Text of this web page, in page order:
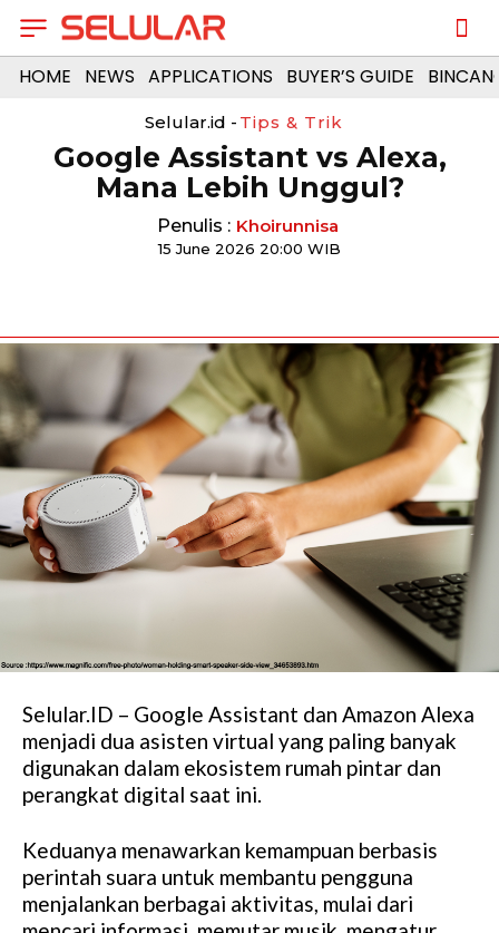
HOME NEWS APPLICATIONS BUYER’S GUIDE
Selular.id - Tips & Trik
Google Assistant vs Alexa,
Mana Lebih Unggul?
Penulis : Khoirunnisa
15 June 2026 20:00 WIB
Selular.ID – Google Assistant dan Amazon Alexa
menjadi dua asisten virtual yang paling banyak
digunakan dalam ekosistem rumah pintar dan
perangkat digital saat ini.
Keduanya menawarkan kemampuan berbasis
perintah suara untuk membantu pengguna
menjalankan berbagai aktivitas, mulai dari